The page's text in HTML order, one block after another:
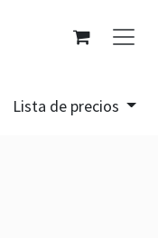
Lista de precios